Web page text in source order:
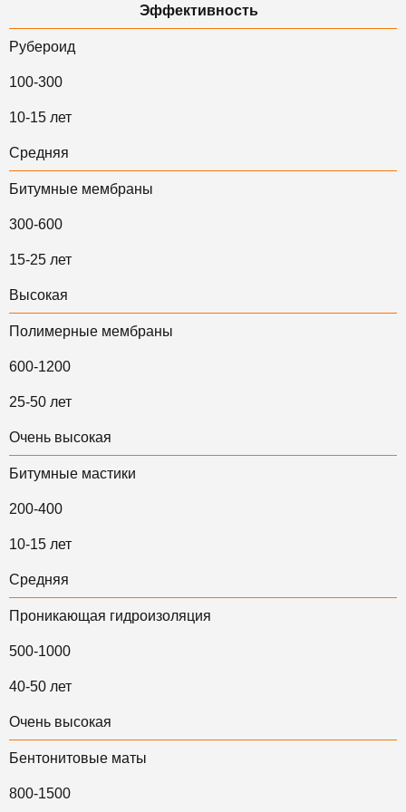
Эффективность
Рубероид
100-300
10-15 лет
Средняя
Битумные мембраны
300-600
15-25 лет
Высокая
Полимерные мембраны
600-1200
25-50 лет
Очень высокая
Битумные мастики
200-400
10-15 лет
Средняя
Проникающая гидроизоляция
500-1000
40-50 лет
Очень высокая
Бентонитовые маты
800-1500